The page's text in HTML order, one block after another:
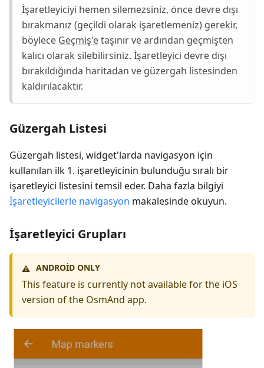
İşaretleyiciyi hemen silemezsiniz, önce devre dışı
bırakmanız (geçildi olarak işaretlemeniz) gerekir,
böylece Geçmiş'etaşınır ve ardından geçmişten
kalıcı olarak silebilirsiniz. İşaretleyici devre dışı
bırakıldığında haritadan ve güzergah listesinden
kaldırılacaktır.
Güzergah Listesi
Güzergah listesi, widget'larda navigasyon için
kullanılan ilk 1. işaretleyicinin bulunduğu sıralı bir
işaretleyici listesini temsil eder. Daha fazla bilgiyi
İşaretleyicilerle navigasyon makalesinde okuyun.
İşaretleyici Grupları
⚠️ ANDROID ONLY
This feature is currently not available for the iOS
version of the OsmAnd app.